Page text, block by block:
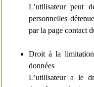
L’utilisateur peut
personnelles
par la page contact
Droit à la
données
L’utilisateur a le